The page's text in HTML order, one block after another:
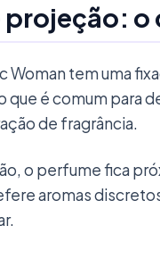
projeção: o
Woman tem uma
que é comum para
de fragrância.
o perfume fica
aromas